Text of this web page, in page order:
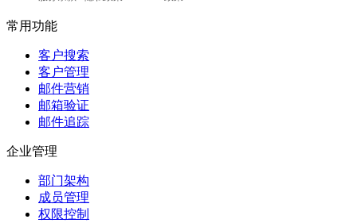
常用功能
客户搜索
客户管理
邮件营销
邮箱验证
邮件追踪
企业管理
部门架构
成员管理
权限控制